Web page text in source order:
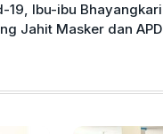
19, Ibu-ibu Bhayangkari
Jahit Masker dan APD